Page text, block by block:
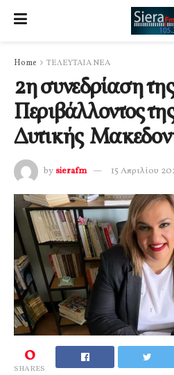
Home ΤΕΛΕΥΤΑΙΑ ΝΕΑ
2η συνεδρίαση
Περιβάλλοντος
Δυτικής
by sierafm 15 Απριλίου
0
SHARES